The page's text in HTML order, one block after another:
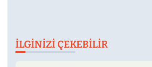
İLGINIZI ÇEKEBILIR